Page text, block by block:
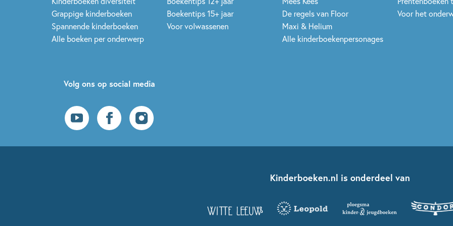
Grappige kinderboeken
Spannende kinderboeken
Alle boeken per onderwerp
Boekentips 15+ jaar
Voor volwassenen
De regels van Floor
Maxi & Helium
Alle kinderboekenpersonages
Voor het
Volg ons op social media
Kinderboeken.nl is onderdeel van